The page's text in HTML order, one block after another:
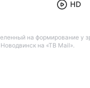
HD
на формирование у
на «ТВ Mail».